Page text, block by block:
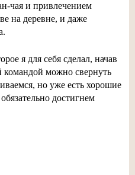
чая и привлечением
на деревне, и даже
я для себя сделал, начав
командой можно свернуть
но уже есть хорошие
достигнем